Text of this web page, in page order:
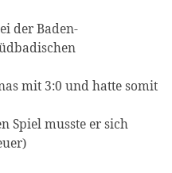
der Baden-
mit 3:0 und hatte somit
Spiel musste er sich